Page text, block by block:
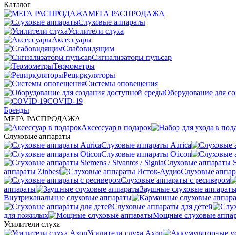
Каталог
МЕГА РАСПРОДАЖА
Слуховые аппараты
Усилители слуха
Аксессуары
Слабовидящим
Сигнализаторы пульсар
Термометры
Рециркуляторы
Cистемы оповещения
Оборудование для
COVID-19
Бренды
МЕГА РАСПРОДАЖА
Аксессуар в подарок
Слуховые аппараты
Слуховые аппараты Aurica
Слуховые аппараты Oticon
Слуховые аппараты
аппараты Zinbest
Слуховые
Слуховые аппараты с ресивером
аппараты
Заушные слуховые аппараты
Внутриканальные слуховые аппараты
Слуховые аппараты для детей
для пожилых
Мощные слуховые
Усилители слуха
Усилители слуха Axon